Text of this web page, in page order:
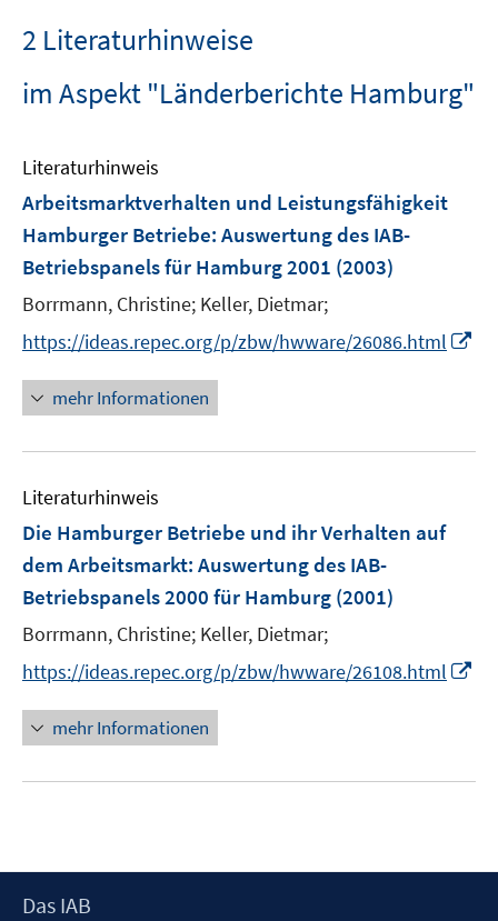
2 Literaturhinweise
im Aspekt "Länderberichte Hamburg"
Literaturhinweis
Arbeitsmarktverhalten und Leistungsfähigkeit
Hamburger Betriebe: Auswertung des IAB-
Betriebspanels für Hamburg 2001 (2003)
Borrmann, Christine; Keller, Dietmar;
https://ideas.repec.org/p/zbw/hwware/26086.html
u
mehr Informationen
Literaturhinweis
Die Hamburger Betriebe und ihr Verhalten auf
dem Arbeitsmarkt: Auswertung des IAB-
Betriebspanels 2000 für Hamburg (2001)
Borrmann, Christine; Keller, Dietmar;
https://ideas.repec.org/p/zbw/hwware/26108.html
u
mehr Informationen
Footer
Das IAB